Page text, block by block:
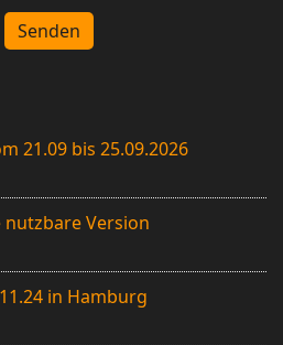
Senden
21.09 bis 25.09.2026
Version
in Hamburg